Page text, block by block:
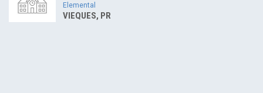
Elemental
VIEQUES, PR